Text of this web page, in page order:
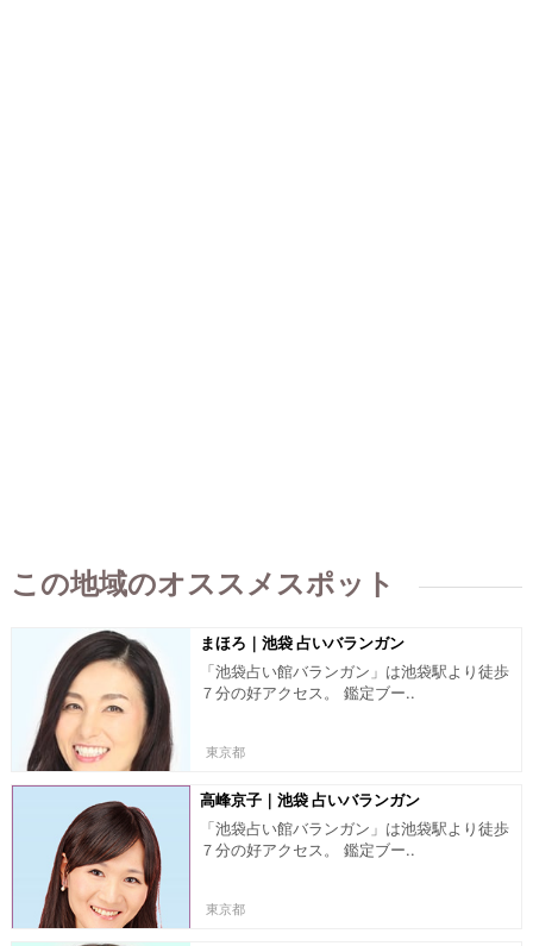
この地域のオススメスポット
まほろ｜池袋 占いバランガン
「池袋占い館バランガン」は池袋駅より徒歩
７分の好アクセス。 鑑定ブー..
東京都
高峰京子｜池袋 占いバランガン
「池袋占い館バランガン」は池袋駅より徒歩
７分の好アクセス。 鑑定ブー..
東京都